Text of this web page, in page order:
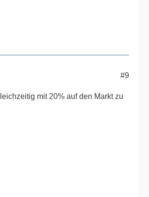
#9
mit 20% auf den Markt zu